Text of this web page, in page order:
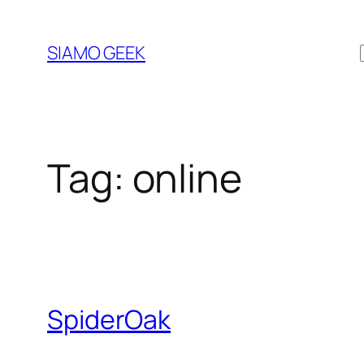
contenuto
SIAMO GEEK
Tag: online
SpiderOak